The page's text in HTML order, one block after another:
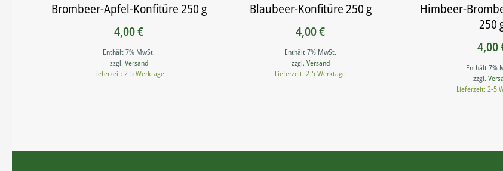
Brombeer-Apfel-Konfitüre 250 g
4,00€
Enthält 7% MwSt.
zzgl. Versand
Lieferzeit: 2-5 Werktage
Blaubeer-Konfitüre 250 g
4,00€
Enthält 7% MwSt.
zzgl. Versand
Lieferzeit: 2-5 Werktage
Himbeer-
250
4,00
Enthält 7%
zzgl.
Lieferzeit: 2-5